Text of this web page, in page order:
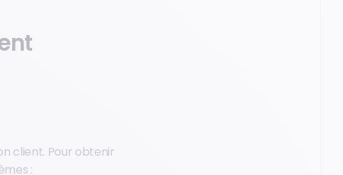
client. Pour obtenir
: